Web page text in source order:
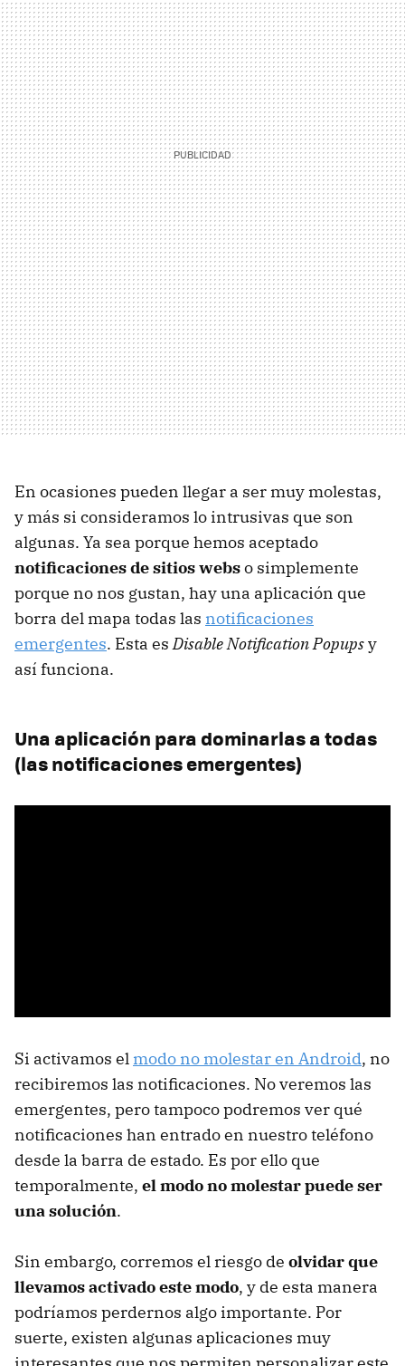
En ocasiones pueden llegar a ser muy molestas,
y más si consideramos lo intrusivas que son
algunas. Ya sea porque hemos aceptado
notificaciones de sitios webso simplemente
porque no nos gustan, hay una aplicación que
borra del mapa todas las notificaciones
emergentes. Esta esDisable Notification Popupsy
así funciona.
Una aplicación para dominarlas a todas
(las notificaciones emergentes)
Si activamos el modo no molestar en Android, no
recibiremos las notificaciones. No veremos las
emergentes, pero tampoco podremos ver qué
notificaciones han entrado en nuestro teléfono
desde la barra de estado. Es por ello que
temporalmente, el modo no molestar puede ser
una solución.
Sin embargo, corremos el riesgo de olvidar que
llevamos activado este modo, y de esta manera
podríamos perdernos algo importante. Por
suerte, existen algunas aplicaciones muy